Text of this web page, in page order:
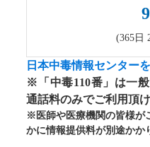
(365日
日本中毒情報センター
※「中毒110番」は一
通話料のみでご利用頂け
※医師や医療機関の皆様が
かに情報提供料が別途かか